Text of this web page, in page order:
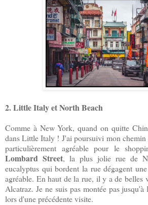
2. Little Italy et North Beach
Comme à New York, quand on quitte
dans Little Italy ! J'ai poursuivi mon chemin
particulièrement agréable pour le
Lombard Street, la plus jolie rue de
eucalyptus qui bordent la rue dégagent
agréable. En haut de la rue, il y a de belles
Alcatraz. Je ne suis pas montée pas
lors d'une précédente visite.